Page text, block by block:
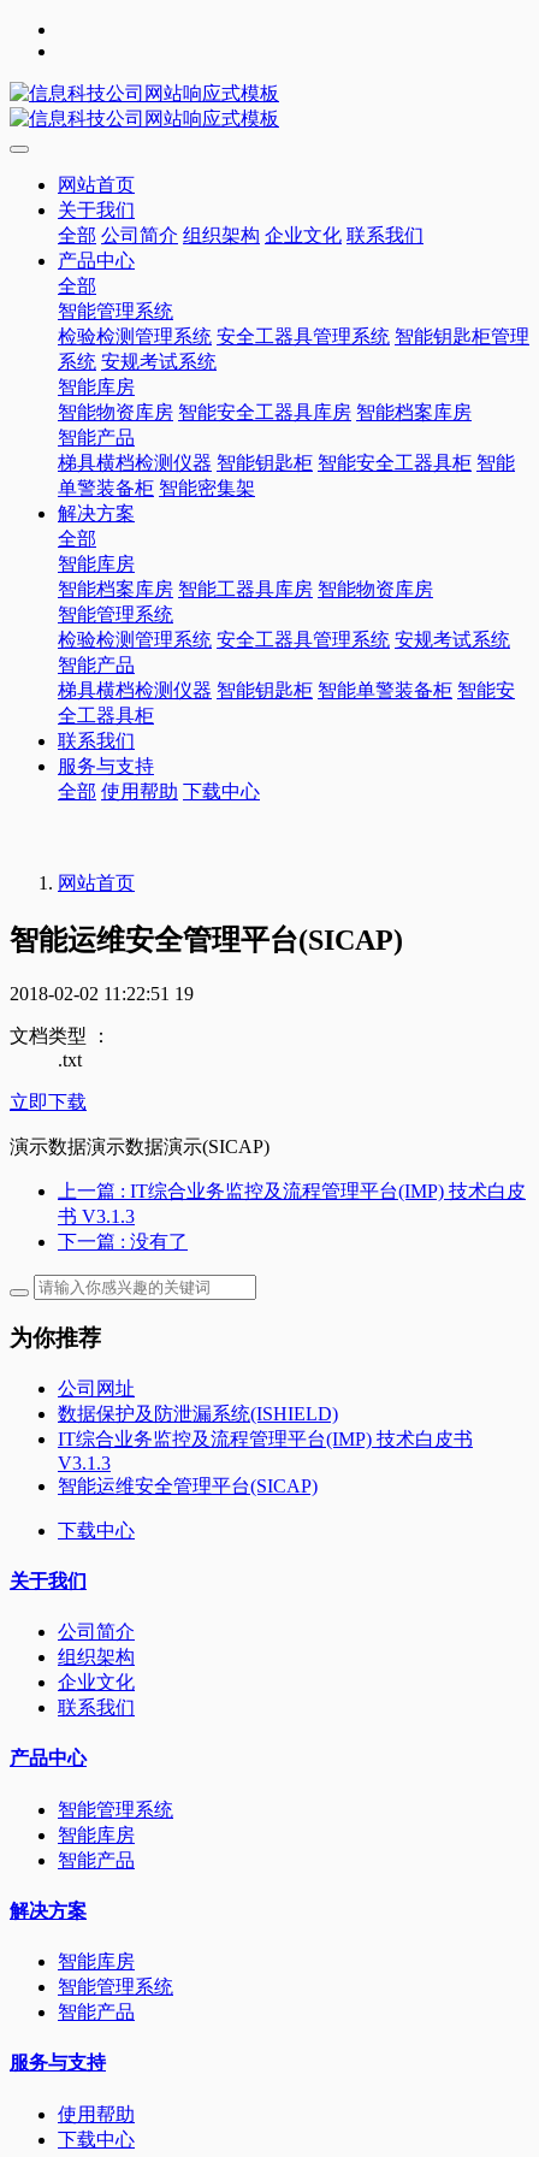
网站首页
关于我们
全部 公司简介 组织架构 企业文化 联系我们
产品中心
全部
智能管理系统
检验检测管理系统 安全工器具管理系统 智能钥匙柜管理
系统 安规考试系统
智能库房
智能物资库房 智能安全工器具库房 智能档案库房
智能产品
梯具横档检测仪器 智能钥匙柜 智能安全工器具柜 智能
单警装备柜 智能密集架
解决方案
全部
智能库房
智能档案库房 智能工器具库房 智能物资库房
智能管理系统
检验检测管理系统 安全工器具管理系统 安规考试系统
智能产品
梯具横档检测仪器 智能钥匙柜 智能单警装备柜 智能安
全工器具柜
联系我们
服务与支持
全部 使用帮助 下载中心
网站首页
智能运维安全管理平台(SICAP)
2018-02-02 11:22:51 19
文档类型 ：
.txt
立即下载
演示数据演示数据演示(SICAP)
上一篇 : IT综合业务监控及流程管理平台(IMP) 技术白皮
书 V3.1.3
下一篇 : 没有了
为你推荐
公司网址
数据保护及防泄漏系统(ISHIELD)
IT综合业务监控及流程管理平台(IMP) 技术白皮书
V3.1.3
智能运维安全管理平台(SICAP)
下载中心
关于我们
公司简介
组织架构
企业文化
联系我们
产品中心
智能管理系统
智能库房
智能产品
解决方案
智能库房
智能管理系统
智能产品
服务与支持
使用帮助
下载中心